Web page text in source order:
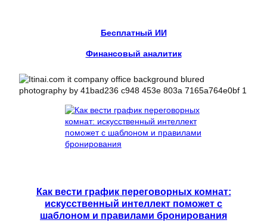
Бесплатный ИИ
Финансовый аналитик
Как вести график переговорных комнат:
искусственный интеллект поможет с
шаблоном и правилами бронирования